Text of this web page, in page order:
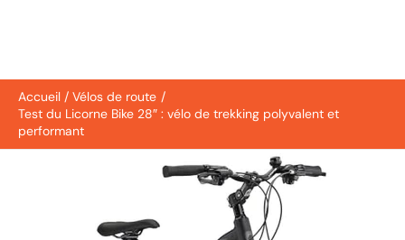
Accueil
Vélos de route
Test du Licorne Bike 28″ : vélo de trekking polyvalent et
performant